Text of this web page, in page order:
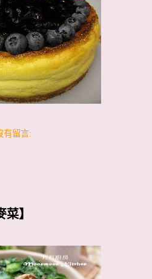
有留言:
】